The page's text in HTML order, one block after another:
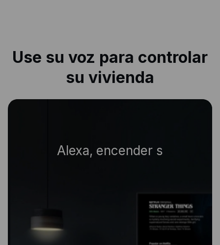
Use su voz para controlar
su vivienda
Alexa, apagar t
|